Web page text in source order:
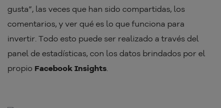
gusta”, las veces que han sido compartidas, los
comentarios, y ver qué es lo que funciona para
invertir. Todo esto puede ser realizado a través del
panel de estadísticas, con los datos brindados por el
propio Facebook Insights.